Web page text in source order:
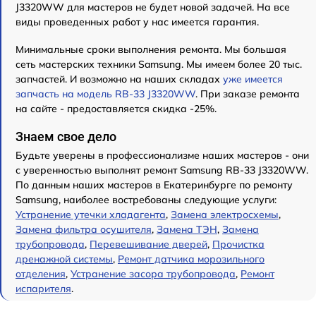
J3320WW для мастеров не будет новой задачей. На все
виды проведенных работ у нас имеется гарантия.
Минимальные сроки выполнения ремонта. Мы большая
сеть мастерских техники Samsung. Мы имеем более 20 тыс.
запчастей. И возможно на наших складах уже имеется
запчасть на модель RB-33 J3320WW. При заказе ремонта
на сайте - предоставляется скидка -25%.
Знаем свое дело
Будьте уверены в профессионализме наших мастеров - они
с уверенностью выполнят ремонт Samsung RB-33 J3320WW.
По данным наших мастеров в Екатеринбурге по ремонту
Samsung, наиболее востребованы следующие услуги:
Устранение утечки хладагента, Замена электросхемы,
Замена фильтра осушителя, Замена ТЭН, Замена
трубопровода, Перевешивание дверей, Прочистка
дренажной системы, Ремонт датчика морозильного
отделения, Устранение засора трубопровода, Ремонт
испарителя.